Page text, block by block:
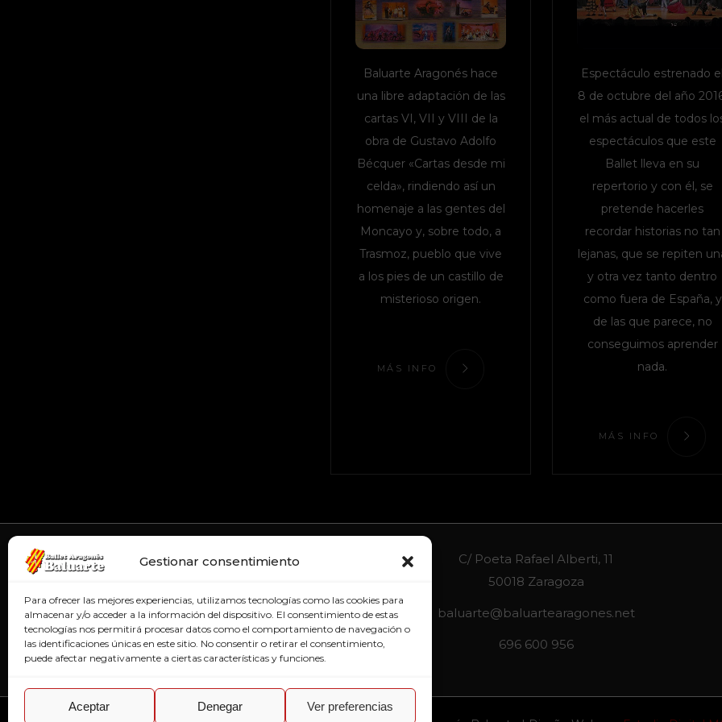
Gestionar consentimiento
Para ofrecer las mejores experiencias, utilizamos tecnologías como las cookies para
almacenar y/o acceder a la información del dispositivo. El consentimiento de estas
tecnologías nos permitirá procesar datos como el comportamiento de navegación o
las identificaciones únicas en este sitio. No consentir o retirar el consentimiento,
puede afectar negativamente a ciertas características y funciones.
Aceptar Denegar Ver preferencias
Baluarte Aragonés hace
una libre adaptación de las
cartas VI, VII y VIII de la
obra de Gustavo Adolfo
Bécquer «Cartas desde mi
celda», rindiendo así un
homenaje a las gentes del
Moncayo y, sobre todo, a
Trasmoz, pueblo que vive
a los pies de un castillo de
misterioso origen.
MÁS INFO
Espectáculo estrenado el
8 de octubre del año
el más actual de todos
espectáculos que este
Ballet lleva en su
repertorio y con él, se
pretende hacerles
recordar historias no tan
lejanas, que se repiten
y otra vez tanto dentro
como fuera de España, y
de las que parece, no
conseguimos aprender
nada.
MÁS INFO
C/ Poeta Rafael Alberti, 11
50018 Zaragoza
baluarte@baluartearagones.net
696 600 956